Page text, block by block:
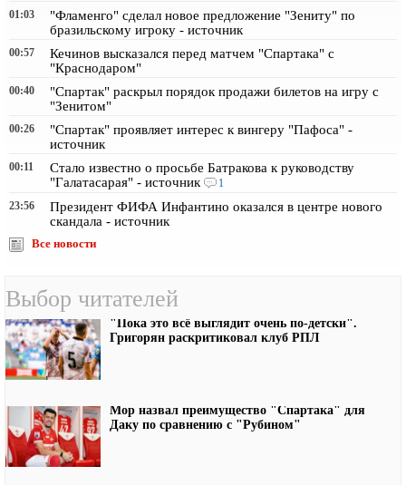
01:03
"Фламенго" сделал новое предложение "Зениту" по
бразильскому игроку - источник
00:57
Кечинов высказался перед матчем "Спартака" с
"Краснодаром"
00:40
"Спартак" раскрыл порядок продажи билетов на игру с
"Зенитом"
00:26
"Спартак" проявляет интерес к вингеру "Пафоса" -
источник
00:11
Стало известно о просьбе Батракова к руководству
"Галатасарая" - источник
1
23:56
Президент ФИФА Инфантино оказался в центре нового
скандала - источник
Все новости
Выбор читателей
"Пока это всё выглядит очень по-детски".
Григорян раскритиковал клуб РПЛ
Мор назвал преимущество "Спартака" для
Даку по сравнению с "Рубином"